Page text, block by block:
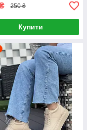
250 ₴
Купити